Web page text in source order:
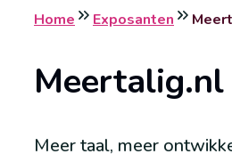
Home Exposanten
Meertalig.nl
Meer taal, meer